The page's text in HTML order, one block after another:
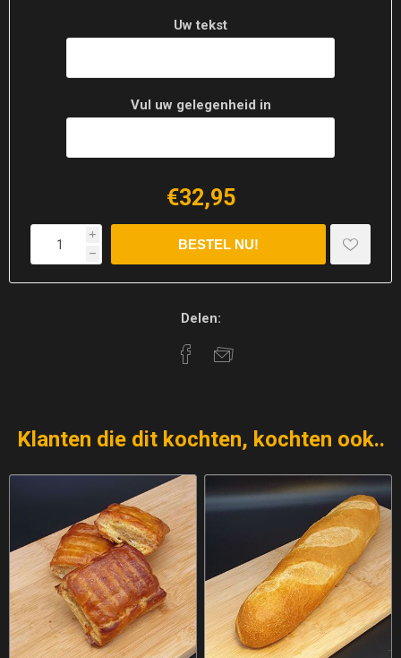
Uw tekst
Vul uw gelegenheid in
€32,95
i
h
Delen:
Klanten die dit kochten, kochten ook..